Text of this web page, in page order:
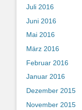
Juli 2016
Juni 2016
Mai 2016
März 2016
Februar 2016
Januar 2016
Dezember 2015
November 2015